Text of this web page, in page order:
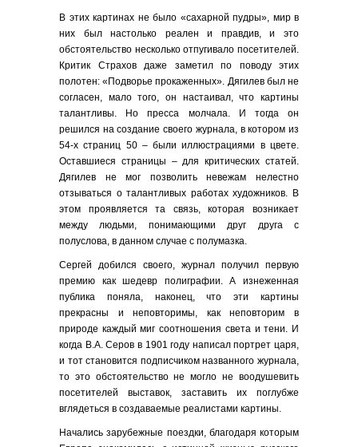
В этих картинах не было «сахарной пудры», мир в
них был настолько реален и правдив, и это
обстоятельство несколько отпугивало посетителей.
Критик Страхов даже заметил по поводу этих
полотен: «Подворье прокаженных». Дягилев был не
согласен, мало того, он настаивал, что картины
талантливы. Но пресса молчала. И тогда он
решился на создание своего журнала, в котором из
54-х страниц 50 – были иллюстрациями в цвете.
Оставшиеся страницы – для критических статей.
Дягилев не мог позволить невежам нелестно
отзываться о талантливых работах художников. В
этом проявляется та связь, которая возникает
между людьми, понимающими друг друга с
полуслова, в данном случае с полумазка.
Сергей добился своего, журнал получил первую
премию как шедевр полиграфии. А изнеженная
публика поняла, наконец, что эти картины
прекрасны и неповторимы, как неповторим в
природе каждый миг соотношения света и тени. И
когда В.А. Серов в 1901 году написал портрет царя,
и тот становится подписчиком названного журнала,
то это обстоятельство не могло не воодушевить
посетителей выставок, заставить их поглубже
вглядеться в создаваемые реалистами картины.
Начались зарубежные поездки, благодаря которым